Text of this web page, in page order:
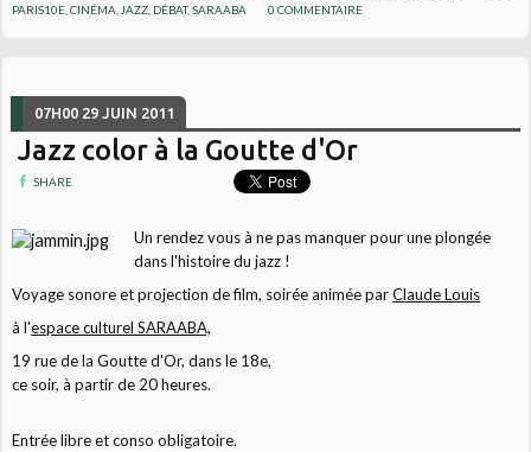
PARIS10E ,CINÉMA JAZZ DÉBAT,SARAABA 0 COMMENTAIRE
07H00 29 JUIN 2011
Jazz color à la Goutte d'Or
SHARE
Un rendez vous à ne pas manquer pour une plongée
dans l'histoire du jazz !
Voyage sonore et projection de film, soirée animée parClaude Louis
à l'espace culturel SARAABA,
19 rue de la Goutte d'Or, dans le 18e,
ce soir, à partir de 20 heures.
Entrée libre et conso obligatoire.